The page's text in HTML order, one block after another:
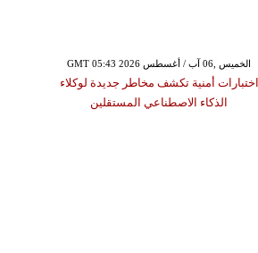
GMT 05:43 2026 الخميس ,06 آب / أغسطس
اختبارات أمنية تكشف مخاطر جديدة لوكلاء
الذكاء الاصطناعي المستقلين